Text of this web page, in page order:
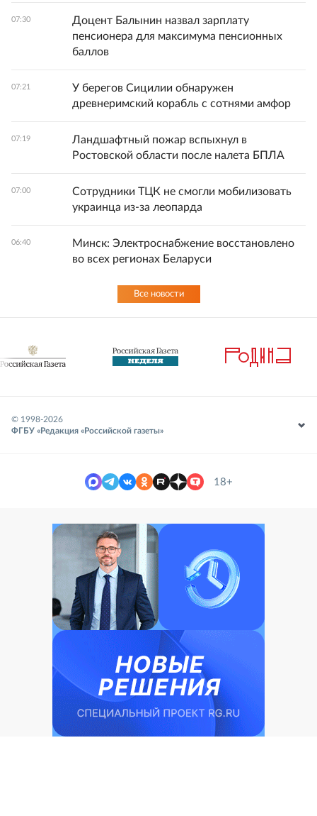
07:30
Доцент Балынин назвал зарплату
пенсионера для максимума пенсионных
баллов
07:21
У берегов Сицилии обнаружен
древнеримский корабль с сотнями амфор
07:19
Ландшафтный пожар вспыхнул в
Ростовской области после налета БПЛА
07:00
Сотрудники ТЦК не смогли мобилизовать
украинца из-за леопарда
06:40
Минск: Электроснабжение восстановлено
во всех регионах Беларуси
Все новости
© 1998-2026
ФГБУ «Редакция «Российской газеты»
18+